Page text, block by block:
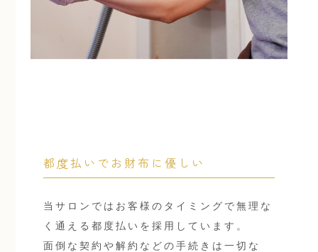
都度払いでお財布に優しい
当サロンではお客様のタイミングで無理な
く通える都度払いを採用しています。
面倒な契約や解約などの手続きは一切な